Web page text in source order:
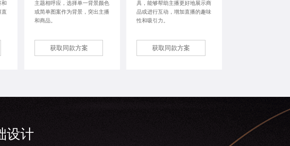
和
直
主题相呼应，选择单一背景颜色
或简单图案作为背景，突出主播
和商品。
获取同款方案
具，能够帮助主播更好地展示商
品或进行互动，增加直播的趣味
性和吸引力。
获取同款方案
设计